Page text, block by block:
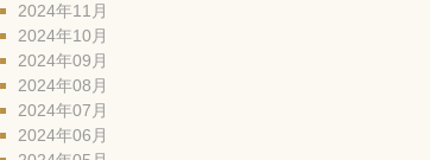
2024年11月
2024年10月
2024年09月
2024年08月
2024年07月
2024年06月